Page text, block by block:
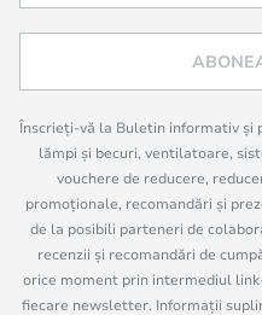
Înscrieți-vă la Buletin informativ și
lămpi și becuri, ventilatoare,
vouchere de reducere,
promoționale, recomandări și
de la posibili parteneri de
recenzii și recomandări de
orice moment prin intermediul
fiecare newsletter. Informații